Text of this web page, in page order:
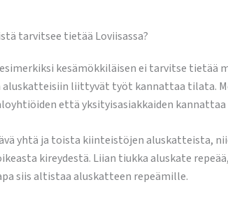
tarvitsee tietää Loviisassa?
kesämökkiläisen ei tarvitse tietää
liittyvät työt kannattaa tilata.
että yksityisasiakkaiden
yhtä ja toista kiinteistöjen aluskatteista,
kireydestä. Liian tiukka aluskate
siis altistaa aluskatteen repeämille.